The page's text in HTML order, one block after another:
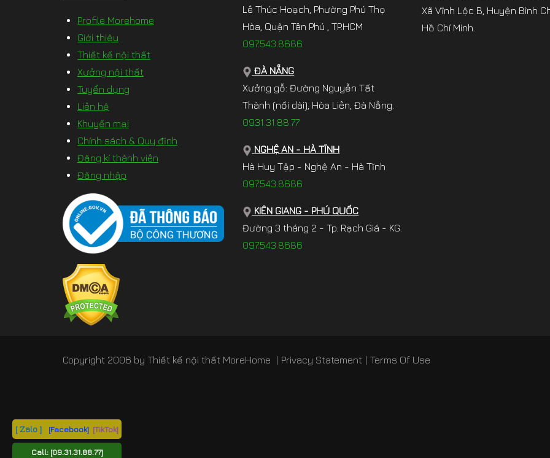
[ Zalo ] [Facebook] [TikTok]
Call: [09.31.31.88.77]
Profile Morehome
Giới thiệu
Thiết kế nội thất
Xưởng nội thất
Tuyển dụng
Liên hệ
Khuyến mại
Chính sách & Quy định
Đăng kí thành viên
Đăng nhập
Lê Thúc Hoạch, Phường Phú Thọ
Hòa, Quận Tân Phú , TP.HCM
097.543.8686
ĐÀ NẴNG
Xưởng gỗ: Đường Nguyễn Tất
Thành (nối dài), Hòa Liên, Đà Nẵng.
0931.31.88.77
NGHỆ AN - HÀ TĨNH
Hà Huy Tập - Nghệ An - Hà Tĩnh
097.543.8686
KIÊN GIANG - PHÚ QUỐC
Đường 3 tháng 2 - Tp. Rạch Giá - KG.
097.543.8686
Xã Vĩnh Lộc B, Huyện Bình
Hồ Chí Minh.
Copyright 2006 by Thiết kế nội thất MoreHome | Privacy Statement | Terms Of Use